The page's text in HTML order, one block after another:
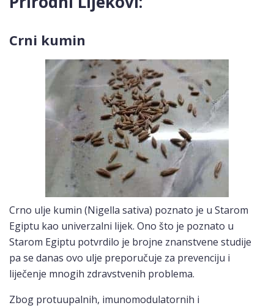
Crni kumin
Crno ulje kumin (Nigella sativa) poznato je u Starom
Egiptu kao univerzalni lijek. Ono što je poznato u
Starom Egiptu potvrdilo je brojne znanstvene studije
pa se danas ovo ulje preporučuje za prevenciju i
liječenje mnogih zdravstvenih problema.
Zbog protuupalnih, imunomodulatornih i